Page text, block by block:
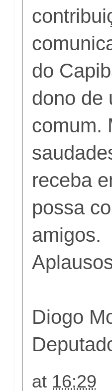
do
dono de
comum.
receba
possa
amigos.
Diogo
at 16:29